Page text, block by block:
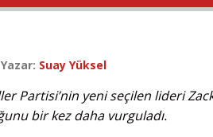
Yazar: Suay Yüksel
Partisi’nin yeni seçilen lideri
bir kez daha vurguladı.